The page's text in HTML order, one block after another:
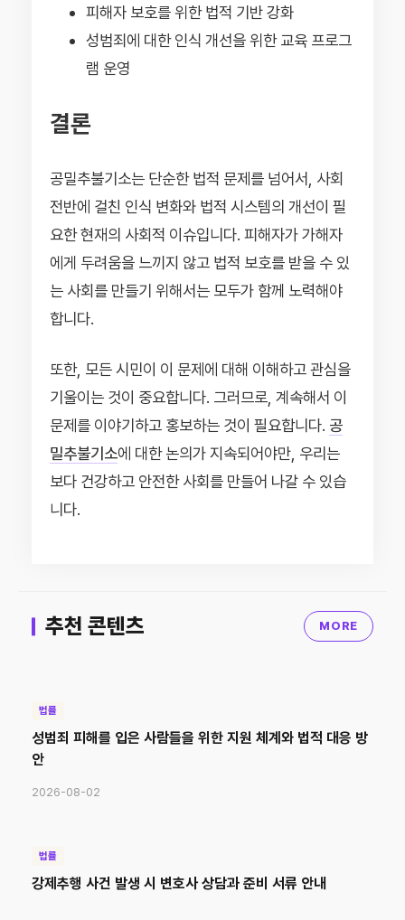
피해자 보호를 위한 법적 기반 강화
성범죄에 대한 인식 개선을 위한 교육 프로그
램 운영
결론
공밀추불기소는 단순한 법적 문제를 넘어서, 사회
전반에 걸친 인식 변화와 법적 시스템의 개선이 필
요한 현재의 사회적 이슈입니다. 피해자가 가해자
에게 두려움을 느끼지 않고 법적 보호를 받을 수 있
는 사회를 만들기 위해서는 모두가 함께 노력해야
합니다.
또한, 모든 시민이 이 문제에 대해 이해하고 관심을
기울이는 것이 중요합니다. 그러므로, 계속해서 이
문제를 이야기하고 홍보하는 것이 필요합니다. 공
밀추불기소에 대한 논의가 지속되어야만, 우리는
보다 건강하고 안전한 사회를 만들어 나갈 수 있습
니다.
추천 콘텐츠 MORE
법률
성범죄 피해를 입은 사람들을 위한 지원 체계와 법적 대응 방
안
2026-08-02
법률
강제추행 사건 발생 시 변호사 상담과 준비 서류 안내